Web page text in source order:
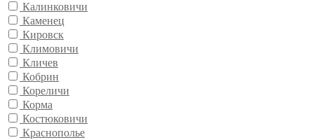
Калинковичи
Каменец
Кировск
Климовичи
Кличев
Кобрин
Кореличи
Корма
Костюковичи
Краснополье